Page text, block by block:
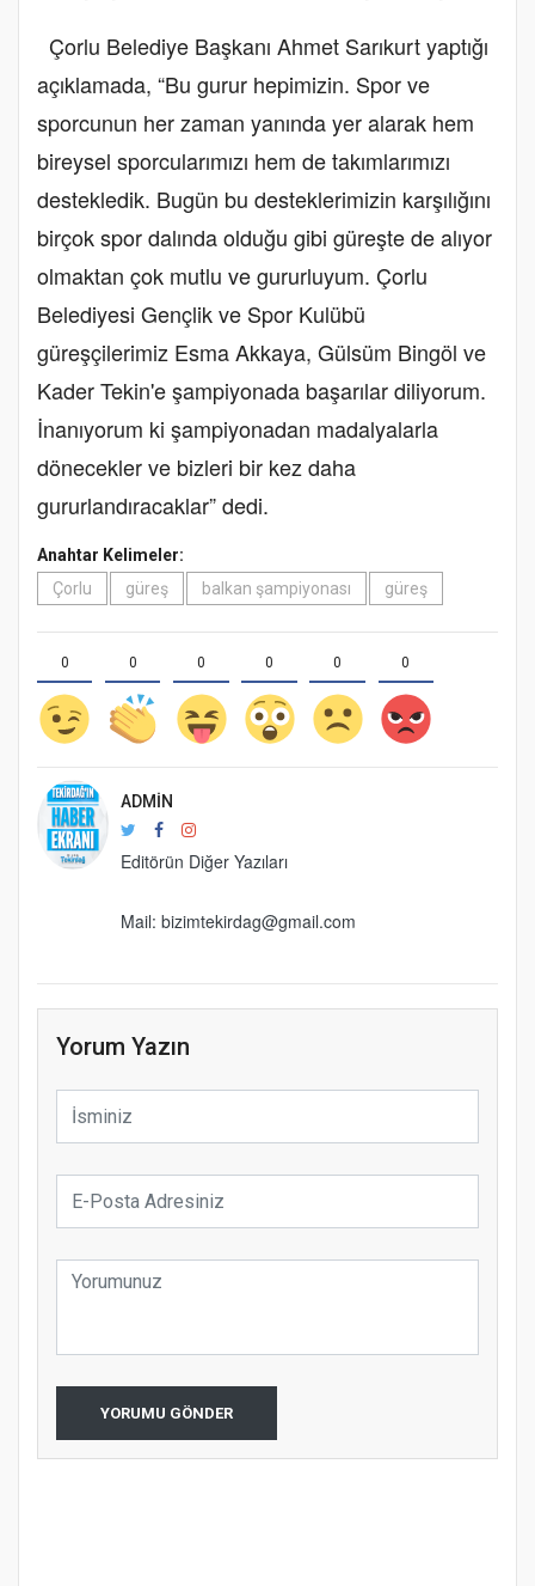
Çorlu Belediye Başkanı Ahmet Sarıkurt yaptığı
açıklamada, “Bu gurur hepimizin. Spor ve
sporcunun her zaman yanında yer alarak hem
bireysel sporcularımızı hem de takımlarımızı
destekledik. Bugün bu desteklerimizin karşılığını
birçok spor dalında olduğu gibi güreşte de alıyor
olmaktan çok mutlu ve gururluyum. Çorlu
Belediyesi Gençlik ve Spor Kulübü
güreşçilerimiz Esma Akkaya, Gülsüm Bingöl ve
Kader Tekin'e şampiyonada başarılar diliyorum.
İnanıyorum ki şampiyonadan madalyalarla
dönecekler ve bizleri bir kez daha
gururlandıracaklar” dedi.
Anahtar Kelimeler:
Çorlu
güreş balkan şampiyonası güreş
0 0 0 0 0 0
ADMIN
Editörün Diğer Yazıları
Mail: bizimtekirdag@gmail.com
Yorum Yazın
YORUMU GÖNDER